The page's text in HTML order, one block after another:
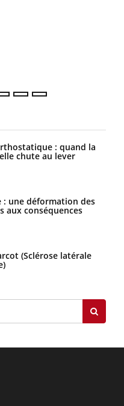
: quand la
chute au lever
: une déformation des
aux conséquences
(Sclérose latérale